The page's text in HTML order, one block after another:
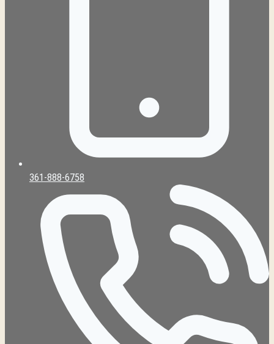
361-888-6758